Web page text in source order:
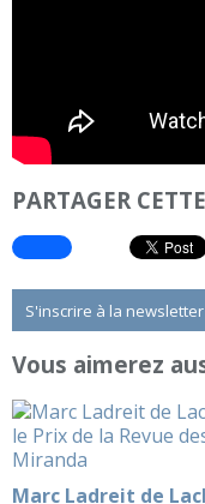
PARTAGER
S'inscrire à la newsletter
Vous aimerez
Marc Ladreit de